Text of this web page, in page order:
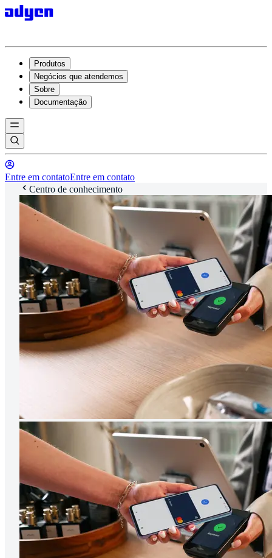
Produtos
Negócios que atendemos
Sobre
Documentação
Entre em contatoEntre em contato
Centro de conhecimento